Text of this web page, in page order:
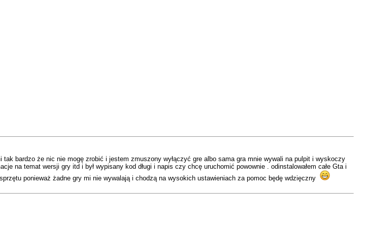
bardzo że nic nie mogę zrobić i jestem zmuszony wyłączyć gre albo sama gra mnie wywali na pulpit i wyskoczy
na temat wersji gry itd i był wypisany kod długi i napis czy chcę uruchomić powownie . odinstalowałem całe Gta i
ponieważ żadne gry mi nie wywalają i chodzą na wysokich ustawieniach za pomoc będę wdzięczny